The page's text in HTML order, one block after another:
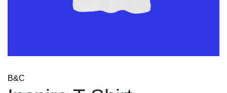
B&C